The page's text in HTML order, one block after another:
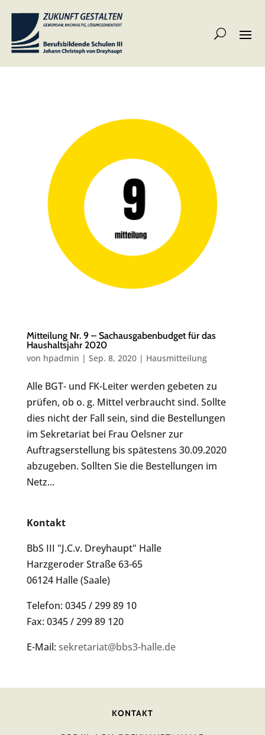
Mitteilung Nr. 9 – Sachausgabenbudget für das
Haushaltsjahr 2020
von hpadmin | Sep. 8, 2020| Hausmitteilung
Alle BGT- und FK-Leiter werden gebeten zu
prüfen, ob o. g. Mittel verbraucht sind. Sollte
dies nicht der Fall sein, sind die Bestellungen
im Sekretariat bei Frau Oelsner zur
Auftragserstellung bis spätestens 30.09.2020
abzugeben. Sollten Sie die Bestellungen im
Netz...
Kontakt
BbS III "J.C.v. Dreyhaupt" Halle
Harzgeroder Straße 63-65
06124 Halle (Saale)
Telefon: 0345 / 299 89 10
Fax: 0345 / 299 89 120
E-Mail: sekretariat@bbs3-halle.de
KONTAKT